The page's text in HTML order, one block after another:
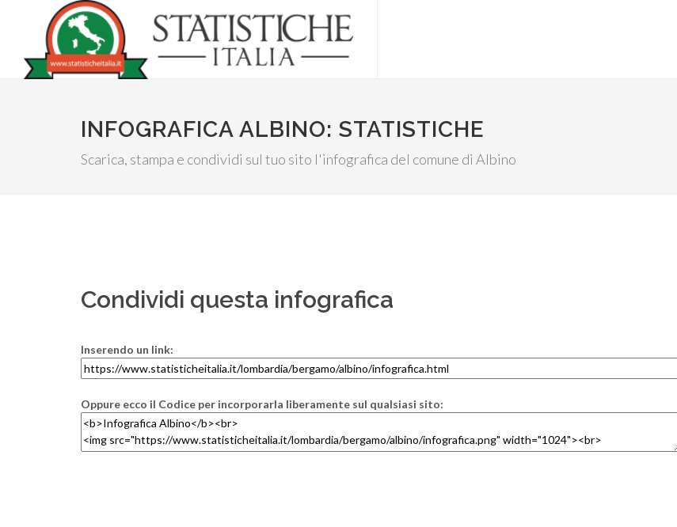
INFOGRAFICA ALBINO: STATISTICHE
Scarica, stampa e condividi sul tuo sito l'infografica del comune di Albino
Condividi questa infografica
Inserendo un link:
Oppure ecco il Codice per incorporarla liberamente sul qualsiasi sito: